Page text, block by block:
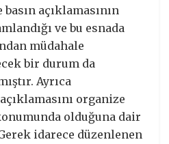
açıklamasının
ve bu esnada
müdahale
bir durum da
Ayrıca
organize
olduğuna dair
idarece düzenlenen